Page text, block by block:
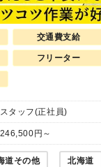
交通費支給
フリーター
タッフ(正社員)
円～
道その他 北海道